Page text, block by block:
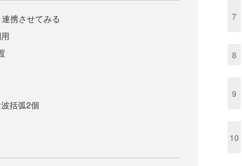
携させてみる
括弧2個
7
8
9
10